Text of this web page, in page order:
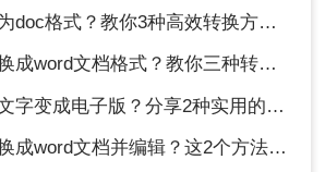
格式？教你3种高效转换方法！
word文档格式？教你三种转换方法！
变成电子版？分享2种实用的方法！
文档并编辑？这2个方法了解一下！